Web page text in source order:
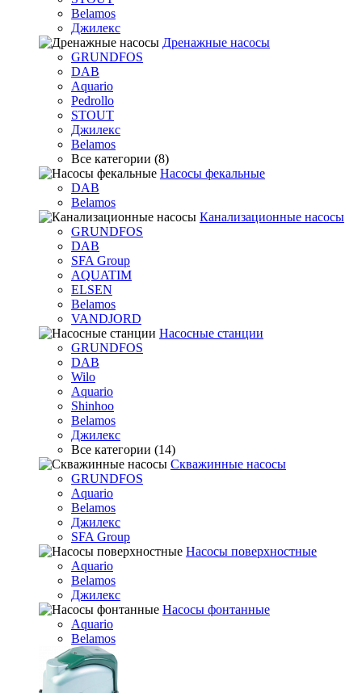
Belamos
Джилекс
Дренажные насосы
GRUNDFOS
DAB
Aquario
Pedrollo
STOUT
Джилекс
Belamos
Все категории (8)
Насосы фекальные
DAB
Belamos
Канализационные насосы
GRUNDFOS
DAB
SFA Group
AQUATIM
ELSEN
Belamos
VANDJORD
Насосные станции
GRUNDFOS
DAB
Wilo
Aquario
Shinhoo
Belamos
Джилекс
Все категории (14)
Скважинные насосы
GRUNDFOS
Aquario
Belamos
Джилекс
SFA Group
Насосы поверхностные
Aquario
Belamos
Джилекс
Насосы фонтанные
Aquario
Belamos